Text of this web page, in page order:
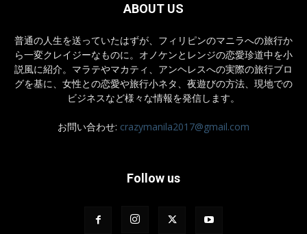
ABOUT US
普通の人生を送っていたはずが、フィリピンのマニラへの旅行か
ら一変クレイジーなものに。オノケンとレンジの恋愛珍道中を小
説風に紹介。マラテやマカティ、アンヘレスへの実際の旅行ブロ
グを基に、女性との恋愛や旅行小ネタ、夜遊びの方法、現地での
ビジネスなど様々な情報を発信します。
お問い合わせ: crazymanila2017@gmail.com
Follow us